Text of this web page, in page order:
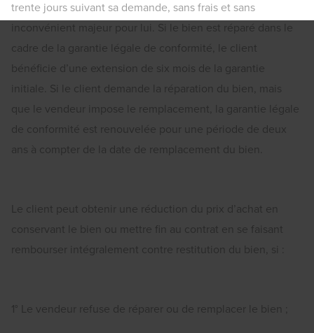
trente jours suivant sa demande, sans frais et sans
inconvénient majeur pour lui. Si le bien est réparé dans le
cadre de la garantie légale de conformité, le client
bénéficie d’une extension de six mois de la garantie
initiale. Si le client demande la réparation du bien, mais
que le vendeur impose le remplacement, la garantie légale
de conformité est renouvelée pour une période de deux
ans à compter de la date de remplacement du bien.
Le client peut obtenir une réduction du prix d’achat en
conservant le bien ou mettre fin au contrat en se faisant
rembourser intégralement contre restitution du bien, si :
1° Le vendeur refuse de réparer ou de remplacer le bien ;